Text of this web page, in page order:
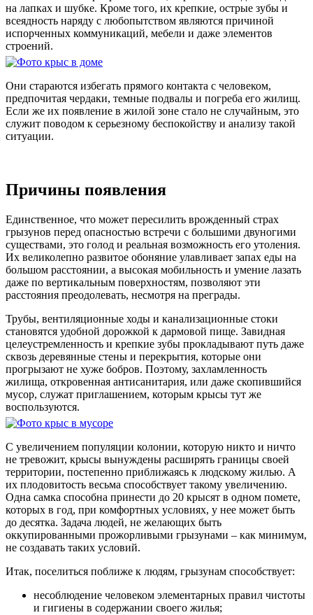
на лапках и шубке. Кроме того, их крепкие, острые зубы и
всеядность наряду с любопытством являются причиной
испорченных коммуникаций, мебели и даже элементов
строений.
Они стараются избегать прямого контакта с человеком,
предпочитая чердаки, темные подвалы и погреба его жилищ.
Если же их появление в жилой зоне стало не случайным, это
служит поводом к серьезному беспокойству и анализу такой
ситуации.
Причины появления
Единственное, что может пересилить врожденный страх
грызунов перед опасностью встречи с большими двуногими
существами, это голод и реальная возможность его утоления.
Их великолепно развитое обоняние улавливает запах еды на
большом расстоянии, а высокая мобильность и умение лазать
даже по вертикальным поверхностям, позволяют эти
расстояния преодолевать, несмотря на преграды.
Трубы, вентиляционные ходы и канализационные стоки
становятся удобной дорожкой к дармовой пище. Завидная
целеустремленность и крепкие зубы прокладывают путь даже
сквозь деревянные стены и перекрытия, которые они
прогрызают не хуже бобров. Поэтому, захламленность
жилища, откровенная антисанитария, или даже скопившийся
мусор, служат приглашением, которым крысы тут же
воспользуются.
С увеличением популяции колонии, которую никто и ничто
не тревожит, крысы вынуждены расширять границы своей
территории, постепенно приближаясь к людскому жилью. А
их плодовитость весьма способствует такому увеличению.
Одна самка способна принести до 20 крысят в одном помете,
которых в год, при комфортных условиях, у нее может быть
до десятка. Задача людей, не желающих быть
оккупированными прожорливыми грызунами – как минимум,
не создавать таких условий.
Итак, поселиться поближе к людям, грызунам способствует:
несоблюдение человеком элементарных правил чистоты
и гигиены в содержании своего жилья;